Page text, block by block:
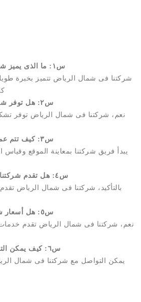
س١: ما الذى يميز شركتنا فى شمال الرياض عن غيرها فى تركيب موكيت الفنادق؟
شركتنا فى شمال الرياض تتميز بخبرة
س٢: هل توفر شركتنا فى شمال الرياض أنواع مختلفة من موكيت الفنادق؟
نعم، شركتنا فى شمال الرياض توفر
س٣: كيف تتم عملية تركيب موكيت الفنادق فى شركتنا فى شمال الرياض؟
يبدأ فريق شركتنا بمعاينة الموقع
س٤: هل تقدم شركتنا فى شمال الرياض خدمات الصيانة بعد تركيب موكيت الفنادق؟
بالتأكيد، شركتنا فى شمال الرياض
س٥: هل أسعار شركتنا فى شمال الرياض تنافسية لتركيب موكيت الفنادق؟
نعم، شركتنا فى شمال الرياض تقدم
س٦: كيف يمكن التواصل مع شركتنا فى شمال الرياض لتركيب موكيت الفنادق؟
يمكن التواصل مع شركتنا فى شمال